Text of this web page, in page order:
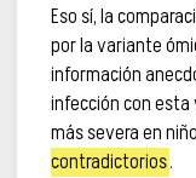
Eso sí, la
por la variante
información
infección con
más severa en
contradictorios.